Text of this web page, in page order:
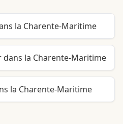
la Charente-Maritime
la Charente-Maritime
la Charente-Maritime